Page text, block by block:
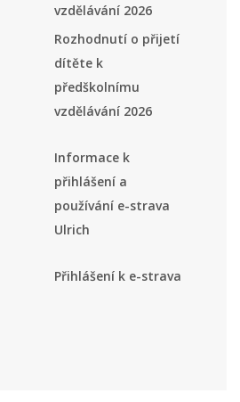
vzdělávání 2026
Rozhodnutí o přijetí
dítěte k
předškolnímu
vzdělávání 2026
Informace k
přihlášení a
používání e-strava
Ulrich
Přihlášení k e-strava